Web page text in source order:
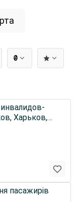
₴
Харьков,
пасажирів